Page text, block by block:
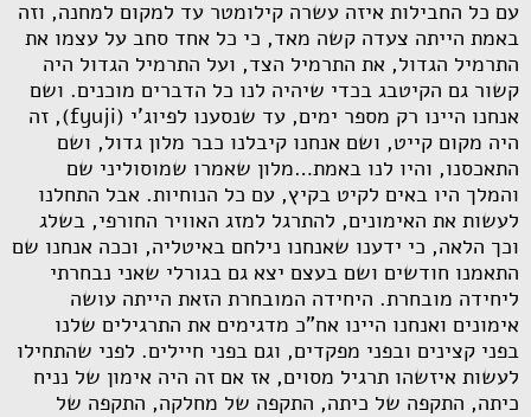
עם כל החבילות איזה עשרה קילומטר עד למקום למחנה, וזה
באמת הייתה צעדה קשה מאד, כי כל אחד סחב על עצמו את
התרמיל הגדול, את התרמיל הצד, ועל התרמיל הגדול היה
קשור גם הקיטבג בכדי שיהיה לנו כל הדברים מוכנים. ושם
אנחנו היינו רק מספר ימים, עד שנסענו לפיוג'י (fyuji), זה
היה מקום קייט, ושם אנחנו קיבלנו כבר מלון גדול, ושם
התאכסנו, והיו לנו באמת…מלון שאמרו שמוסוליני שם
והמלך היו באים לקיט בקיץ, עם כל הנוחיות. אבל התחלנו
לעשות את האימונים, להתרגל למזג האוויר החורפי, בשלג
וכך הלאה, כי ידענו שאנחנו נילחם באיטליה, וככה אנחנו שם
התאמנו חודשים ושם בעצם יצא גם בגורלי שאני נבחרתי
ליחידה מובחרת. היחידה המובחרת הזאת הייתה עושה
אימונים ואנחנו היינו אח"כ מדגימים את התרגילים שלנו
בפני קצינים ובפני מפקדים, וגם בפני חיילים. לפני שהתחילו
לעשות איזשהו תרגיל מסוים, אז אם זה היה אימון של נניח
כיתה, התקפה של כיתה, התקפה של מחלקה, התקפה של